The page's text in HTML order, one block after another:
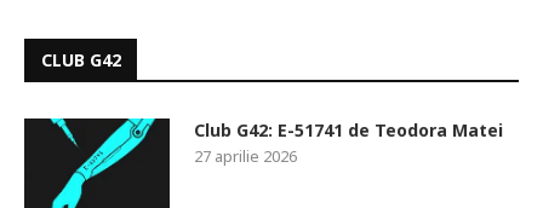
CLUB G42
Club G42: E-51741 de Teodora Matei
27 aprilie 2026